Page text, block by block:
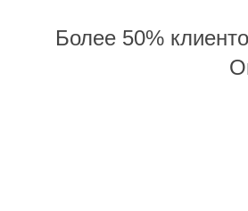
Более 50%